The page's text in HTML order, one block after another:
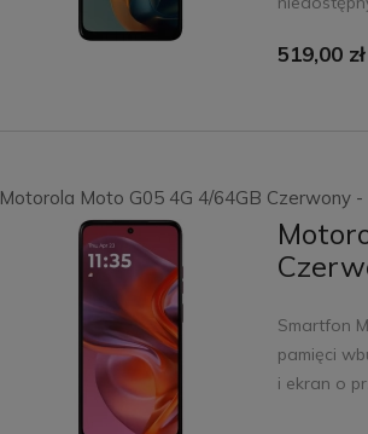
519,00 zł
Motorola Moto G05 4G 4/64GB Czerwony -
Smartfon
pamięci
i ekran o